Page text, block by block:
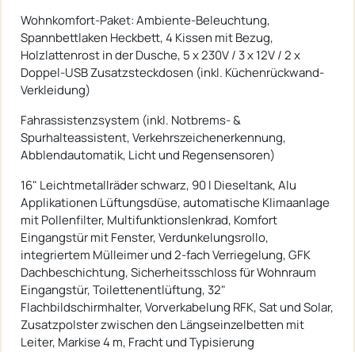
Wohnkomfort-Paket: Ambiente-Beleuchtung,
Spannbettlaken Heckbett, 4 Kissen mit Bezug,
Holzlattenrost in der Dusche, 5 x 230V / 3 x 12V / 2 x
Doppel-USB Zusatzsteckdosen (inkl. Küchenrückwand-
Verkleidung)
Fahrassistenzsystem (inkl. Notbrems- &
Spurhalteassistent, Verkehrszeichenerkennung,
Abblendautomatik, Licht und Regensensoren)
16" Leichtmetallräder schwarz, 90 l Dieseltank, Alu
Applikationen Lüftungsdüse, automatische Klimaanlage
mit Pollenfilter, Multifunktionslenkrad, Komfort
Eingangstür mit Fenster, Verdunkelungsrollo,
integriertem Mülleimer und 2-fach Verriegelung, GFK
Dachbeschichtung, Sicherheitsschloss für Wohnraum
Eingangstür, Toilettenentlüftung, 32"
Flachbildschirmhalter, Vorverkabelung RFK, Sat und Solar,
Zusatzpolster zwischen den Längseinzelbetten mit
Leiter, Markise 4 m, Fracht und Typisierung